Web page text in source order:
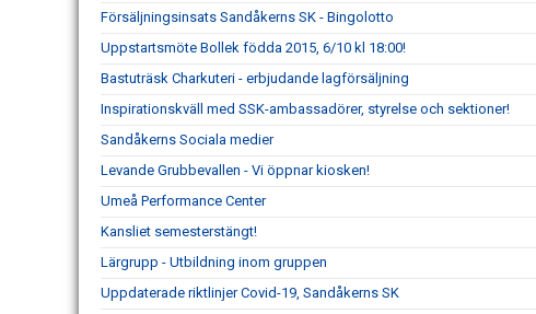
Försäljningsinsats Sandåkerns SK - Bingolotto
Uppstartsmöte Bollek födda 2015, 6/10 kl 18:00!
Bastuträsk Charkuteri - erbjudande lagförsäljning
Inspirationskväll med SSK-ambassadörer, styrelse och sektioner!
Sandåkerns Sociala medier
Levande Grubbevallen - Vi öppnar kiosken!
Umeå Performance Center
Kansliet semesterstängt!
Lärgrupp - Utbildning inom gruppen
Uppdaterade riktlinjer Covid-19, Sandåkerns SK